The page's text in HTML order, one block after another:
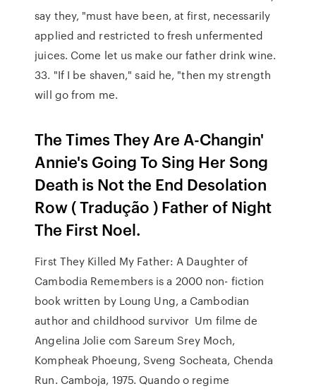
say they, "must have been, at first, necessarily
applied and restricted to fresh unfermented
juices. Come let us make our father drink wine.
33. "If I be shaven," said he, "then my strength
will go from me.
The Times They Are A-Changin'
Annie's Going To Sing Her Song
Death is Not the End Desolation
Row ( Tradução ) Father of Night
The First Noel.
First They Killed My Father: A Daughter of
Cambodia Remembers is a 2000 non- fiction
book written by Loung Ung, a Cambodian
author and childhood survivor Um filme de
Angelina Jolie com Sareum Srey Moch,
Kompheak Phoeung, Sveng Socheata, Chenda
Run. Camboja, 1975. Quando o regime